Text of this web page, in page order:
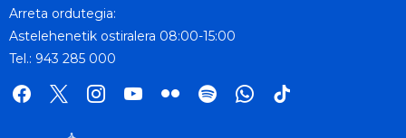
Arreta ordutegia:
Astelehenetik ostiralera 08:00-15:00
Tel.: 943 285 000
facebook
x instagramyoutube
flickr spotifywhatsapp
tik